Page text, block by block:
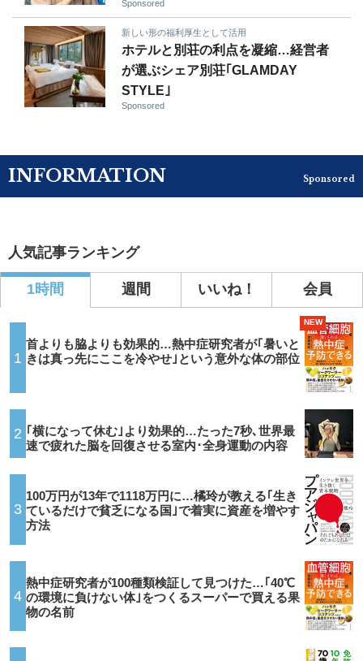
Sponsored
新しい形の福利厚生として活用
ホテルと別荘の利点を凝縮…経営者
が選ぶシェア別荘｢GLAMDAY
STYLE｣
Sponsored
INFORMATION Sponsored
人気記事ランキング
1時間 週間 いいね！ 会員
1
首よりも脇よりも効果的…熱中症研究者が｢暑いと
きは真っ先にここを冷やせ｣という意外な体の部位
NEW
2 ｢横になって休む｣より効果的…たった7秒､世界最
速で疲れた脳を回復させる室内･全身運動の内容
3
100万円が13年で1118万円に…橘玲が教える｢生き
ているだけで貧乏になる国｣で着実に資産を増やす
方法
4
熱中症研究者が100種類検証して見つけた…｢40℃
の環境に負けない体｣をつくるスーパーで買える果
物の名前